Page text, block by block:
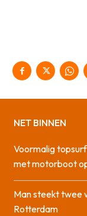
NET BINNEN
Voormalig
met motorboot
Man steekt twee
Rotterdam